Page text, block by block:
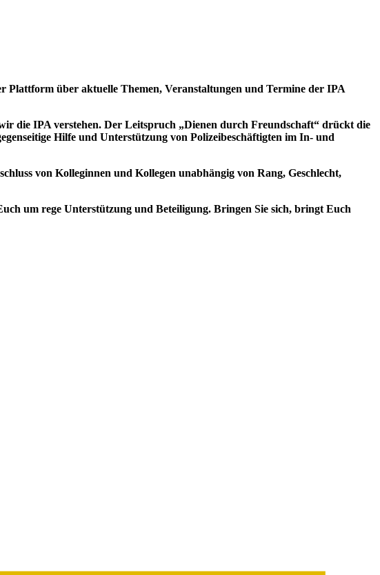
Plattform über aktuelle Themen, Veranstaltungen und Termine der IPA
die IPA verstehen. Der Leitspruch „Dienen durch Freundschaft“ drückt die
Hilfe und Unterstützung von Polizeibeschäftigten im In- und
von Kolleginnen und Kollegen unabhängig von Rang, Geschlecht,
um rege Unterstützung und Beteiligung. Bringen Sie sich, bringt Euch